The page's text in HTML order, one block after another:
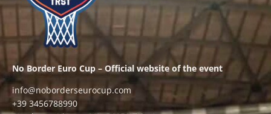
No Border Euro Cup – Official website of the event
info@noborderseurocup.com
+39 3456788990